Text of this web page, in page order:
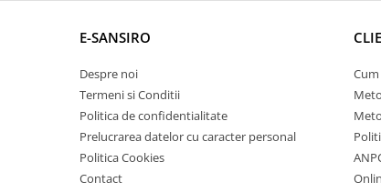
E-SANSIRO
Despre noi
Termeni si Conditii
Politica de confidentialitate
Prelucrarea datelor cu caracter personal
Politica Cookies
Contact